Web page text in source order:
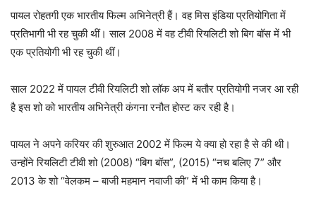
पायल रोहतगी एक भारतीय फिल्म अभिनेत्री हैं। वह मिस इंडिया प्रतियोगिता में
प्रतिभागी भी रह चुकी थीं। साल 2008 में वह टीवी रियलिटी शो बिग बॉस में भी
एक प्रतियोगी भी रह चुकी थीं।
साल 2022 में पायल टीवी रियलिटी शो लॉक अप में बतौर प्रतियोगी नजर आ रही
है इस शो को भारतीय अभिनेत्री कंगना रनौत होस्ट कर रही है।
पायल ने अपने करियर की शुरुआत 2002 में फिल्म ये क्या हो रहा है से की थी।
उन्होंने रियलिटी टीवी शो (2008) “बिग बॉस”, (2015) “नच बलिए 7” और
2013 के शो “वेलकम – बाजी महमान नवाजी की” में भी काम किया है।